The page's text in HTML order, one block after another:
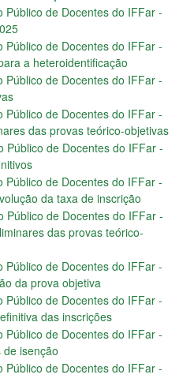
Público de Docentes do IFFar -
Público de Docentes do IFFar -
a heteroidentificação
Público de Docentes do IFFar -
Público de Docentes do IFFar -
das provas teórico-objetivas
Público de Docentes do IFFar -
Público de Docentes do IFFar -
da taxa de inscrição
Público de Docentes do IFFar -
das provas teórico-
Público de Docentes do IFFar -
da prova objetiva
Público de Docentes do IFFar -
das inscrições
Público de Docentes do IFFar -
isenção
Público de Docentes do IFFar -